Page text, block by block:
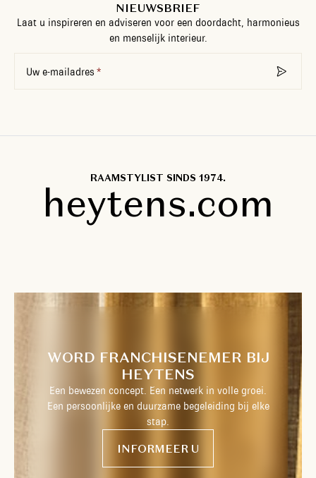
NIEUWSBRIEF
Laat u inspireren en adviseren voor een doordacht, harmonieus
en menselijk interieur.
Uw e-mailadres
RAAMSTYLIST SINDS 1974.
heytens.com
WORD FRANCHISENEMER BIJ
HEYTENS
Een bewezen concept. Een netwerk in volle groei.
Een persoonlijke en duurzame begeleiding bij elke
stap.
INFORMEER U